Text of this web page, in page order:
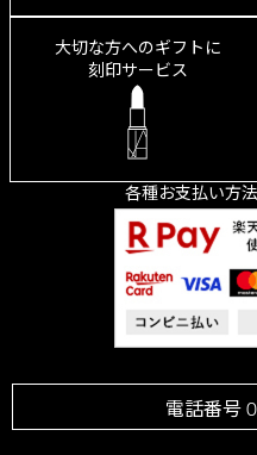
大切な方へのギフトに
刻印サービス
各種お支払い方
電話番号